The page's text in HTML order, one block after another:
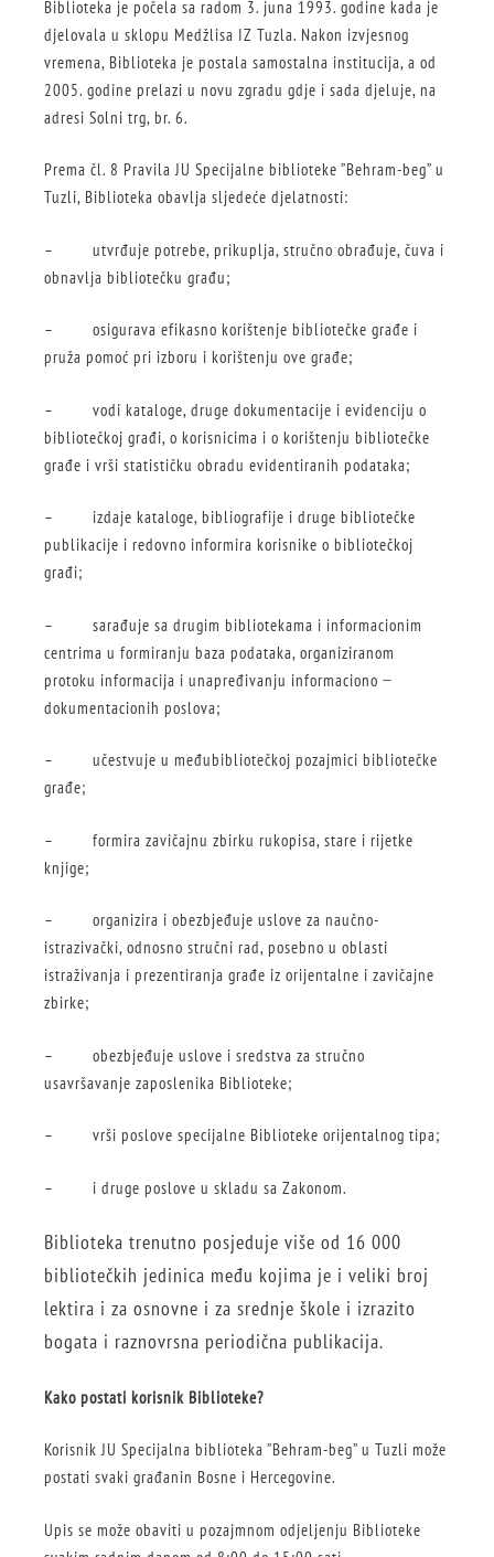
Biblioteka je počela sa radom 3. juna 1993. godine kada je
djelovala u sklopu Medžlisa IZ Tuzla. Nakon izvjesnog
vremena, Biblioteka je postala samostalna institucija, a od
2005. godine prelazi u novu zgradu gdje i sada djeluje, na
adresi Solni trg, br. 6.
Prema čl. 8 Pravila JU Specijalne biblioteke ”Behram-beg” u
Tuzli, Biblioteka obavlja sljedeće djelatnosti:
– utvrđuje potrebe, prikuplja, stručno obrađuje, čuva i
obnavlja bibliotečku građu;
– osigurava efikasno korištenje bibliotečke građe i
pruža pomoć pri izboru i korištenju ove građe;
– vodi kataloge, druge dokumentacije i evidenciju o
bibliotečkoj građi, o korisnicima i o korištenju bibliotečke
građe i vrši statističku obradu evidentiranih podataka;
– izdaje kataloge, bibliografije i druge bibliotečke
publikacije i redovno informira korisnike o bibliotečkoj
građi;
– sarađuje sa drugim bibliotekama i informacionim
centrima u formiranju baza podataka, organiziranom
protoku informacija i unapređivanju informaciono ̶
dokumentacionih poslova;
– učestvuje u međubibliotečkoj pozajmici bibliotečke
građe;
– formira zavičajnu zbirku rukopisa, stare i rijetke
knjige;
– organizira i obezbjeđuje uslove za naučno-
istrazivački, odnosno stručni rad, posebno u oblasti
istraživanja i prezentiranja građe iz orijentalne i zavičajne
zbirke;
– obezbjeđuje uslove i sredstva za stručno
usavršavanje zaposlenika Biblioteke;
– vrši poslove specijalne Biblioteke orijentalnog tipa;
– i druge poslove u skladu sa Zakonom.
Biblioteka trenutno posjeduje više od 16 000
bibliotečkih jedinica među kojima je i veliki broj
lektira i za osnovne i za srednje škole i izrazito
bogata i raznovrsna periodična publikacija.
Kako postati korisnik Biblioteke?
Korisnik JU Specijalna biblioteka ”Behram-beg” u Tuzli može
postati svaki građanin Bosne i Hercegovine.
Upis se može obaviti u pozajmnom odjeljenju Biblioteke